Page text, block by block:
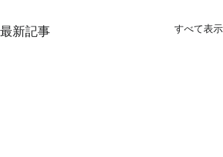
最新記事 すべて表示